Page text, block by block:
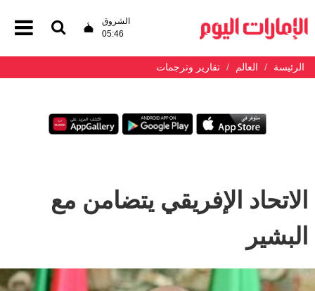
الشروق
05:46
الرئيسة العالم تقارير وترجمات
الاتحاد الإفريقي يتضامن مع
البشير